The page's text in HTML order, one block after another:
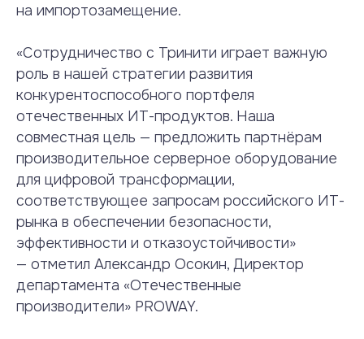
на импортозамещение.
«Сотрудничество с Тринити играет важную
роль в нашей стратегии развития
конкурентоспособного портфеля
отечественных ИТ-продуктов. Наша
совместная цель — предложить партнёрам
производительное серверное оборудование
для цифровой трансформации,
соответствующее запросам российского ИТ-
рынка в обеспечении безопасности,
эффективности и отказоустойчивости»
— отметил Александр Осокин, Директор
департамента «Отечественные
производители» PROWAY.